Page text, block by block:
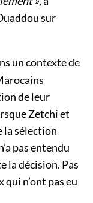
sur
un contexte de
de leur
Zetchi et
la sélection
pas entendu
la décision. Pas
n’ont pas eu